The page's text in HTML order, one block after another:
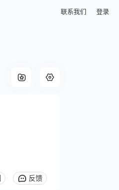
联系我们 登录
反馈